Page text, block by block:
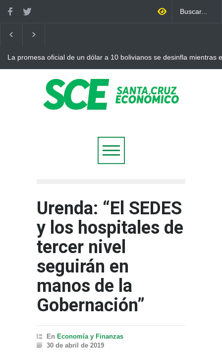
La promesa oficial de un dólar a 10 bolivianos se desinfla mientras
Urenda: “El SEDES
y los hospitales de
tercer nivel
seguirán en
manos de la
Gobernación”
En Economía y Finanzas
30 de abril de 2019